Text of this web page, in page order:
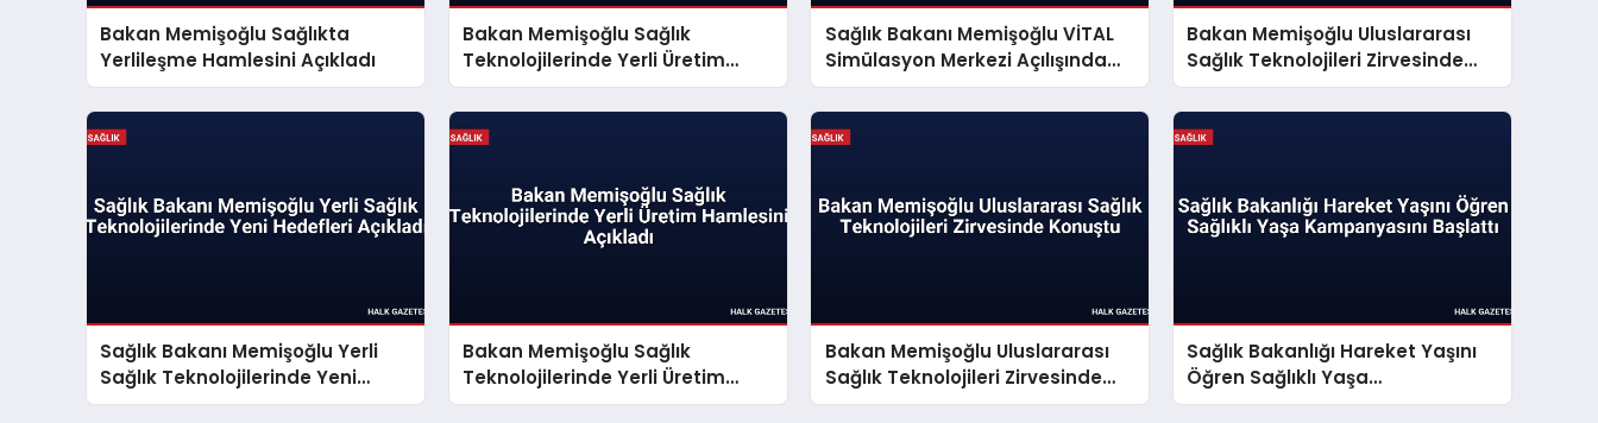
Bakan Memişoğlu Sağlıkta
Yerlileşme Hamlesini Açıkladı
Bakan Memişoğlu Sağlık
Teknolojilerinde Yerli Üretim
Hamlesini Açıkladı
Sağlık Bakanı Memişoğlu VİTAL
Simülasyon Merkezi Açılışında
Konuştu
Bakan Memişoğlu Uluslararası
Sağlık Teknolojileri Zirvesinde
Konuştu
Sağlık Bakanı Memişoğlu Yerli
Sağlık Teknolojilerinde Yeni
Hedefleri Açıkladı
Bakan Memişoğlu Sağlık
Teknolojilerinde Yerli Üretim
Hamlesini Açıkladı
Bakan Memişoğlu Uluslararası
Sağlık Teknolojileri Zirvesinde
Konuştu
Sağlık Bakanlığı Hareket Yaşını
Öğren Sağlıklı Yaşa
Kampanyasını Başlattı